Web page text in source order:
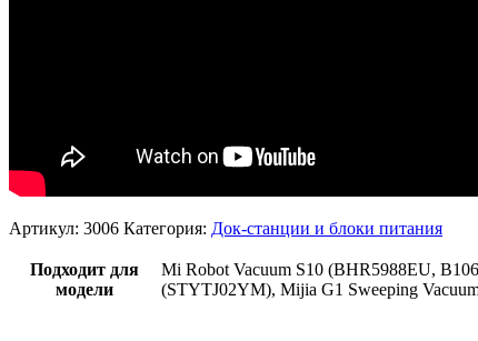
Артикул: 3006 Категория: Док-станции и блоки питания
Подходит для
модели
Mi Robot Vacuum S10 (BHR5988EU,
(STYTJ02YM), Mijia G1 Sweeping